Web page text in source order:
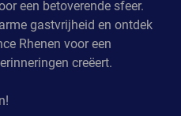
een betoverende sfeer.
gastvrijheid en ontdek
Rhenen voor een
creëert.